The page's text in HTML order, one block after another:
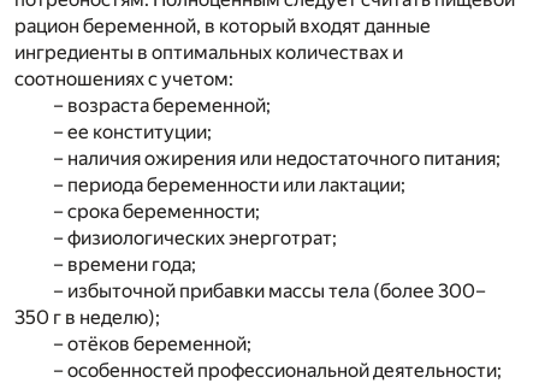
рацион беременной, в который входят данные
ингредиенты в оптимальных количествах и
соотношениях с учетом:
– возраста беременной;
– ее конституции;
– наличия ожирения или недостаточного питания;
– периода беременности или лактации;
– срока беременности;
– физиологических энерготрат;
– времени года;
– избыточной прибавки массы тела (более 300–
350 г в неделю);
– отёков беременной;
– особенностей профессиональной деятельности;